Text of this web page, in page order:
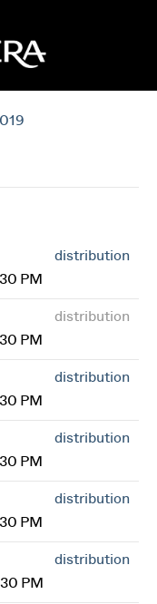
PM
distribution
PM
distribution
PM
distribution
PM
distribution
PM
distribution
PM
distribution